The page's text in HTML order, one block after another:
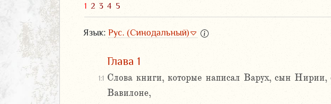
1 2 3 4 5
Язык: Рус. (Синодальный)
Глава 1
1:1 Слова книги, которые написал Варух, сын
Вавилоне,